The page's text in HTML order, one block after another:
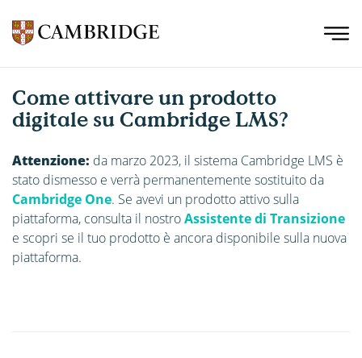
Come attivare un prodotto
digitale su Cambridge LMS?
Attenzione: da marzo 2023, il sistema Cambridge LMS è
stato dismesso e verrà permanentemente sostituito da
Cambridge One. Se avevi un prodotto attivo sulla
piattaforma, consulta il nostroAssistente di Transizione
e scopri se il tuo prodotto è ancora disponibile sulla nuova
piattaforma.